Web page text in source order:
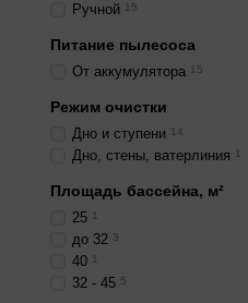
Ручной 15
Питание пылесоса
От аккумулятора 15
Режим очистки
Дно и ступени 14
Дно, стены, ватерлиния 1
Площадь бассейна, м²
25 1
до 32 3
40 1
32 - 45 5